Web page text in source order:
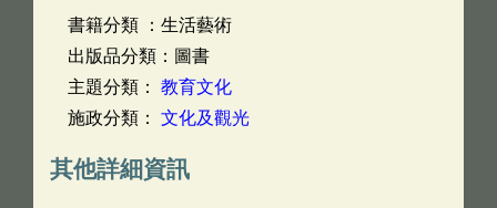
書籍分類 ：生活藝術
出版品分類：圖書
主題分類： 教育文化
施政分類： 文化及觀光
其他詳細資訊